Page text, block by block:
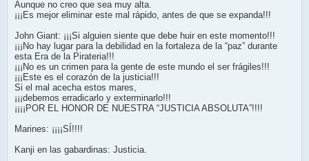
Aunque no creo que sea muy alta.
¡¡¡Es mejor eliminar este mal rápido, antes de que se expanda!!!
John Giant: ¡¡¡Si alguien siente que debe huir en este momento!!!
¡¡¡No hay lugar para la debilidad en la fortaleza de la “paz” durante
esta Era de la Pirateria!!!
¡¡¡No es un crimen para la gente de este mundo el ser frágiles!!!
¡¡¡Este es el corazón de la justicia!!!
Si el mal acecha estos mares,
¡¡¡debemos erradicarlo y exterminarlo!!!
¡¡¡¡POR EL HONOR DE NUESTRA “JUSTICIA ABSOLUTA”!!!!
Marines: ¡¡¡¡SÍ!!!!
Kanji en las gabardinas: Justicia.